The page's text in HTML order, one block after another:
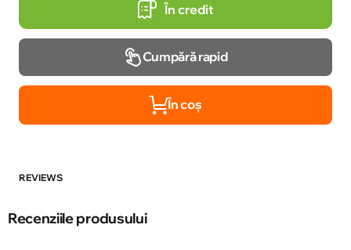
În credit
Cumpără rapid
În coș
REVIEWS
Recenziile produsului